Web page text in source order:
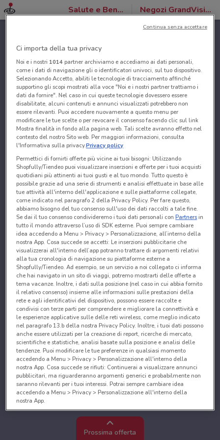
Salute e Benessere Negozi GrandVision by Optissimo
Prossima offerta
Ci importa della tua privacy
Noi e i nostri 1014partner archiviamo e accediamo ai dati personali,
come i dati di navigazione gli o identificatori univoci, sul tuo dispositivo.
Selezionando Accetto, abiliti le tecnologie di tracciamento affinché
supportino gli scopi mostrati alla voce "Noi e i nostri partner trattiamo i
dati da fornire". Nel caso in cui queste tecnologie dovessero essere
disabilitate, alcuni contenuti e annunci visualizzati potrebbero non
essere rilevanti. Puoi accedere nuovamente a questo menu per
modificare le tue scelte o per revocare il consenso facendo clic sul link
Mostra finalità in fondo alla pagina web. Tali scelte avranno effetto nel
contesto del nostro Sito web. Per maggiori informazioni, consulta
l'Informativa sulla privacy.Privacy policy
Permettici di fornirti offerte più vicine ai tuoi bisogni: Utilizzando
Shopfully/Tiendeo puoi visualizzare inserzioni e offerte per i tuoi acquisti
quotidiani più attinenti ai tuoi gusti e al tuo mondo. Tutto questo è
possibile grazie ad una serie di strumenti e analisi effettuate in base alle
tue attività all'interno dell'applicazione e sulle piattaforme collegate,
come indicato nel paragrafo 2 della Privacy Policy. Per fare questo,
abbiamo bisogno del tuo consenso sull'uso dei dati raccolti a tale fine.
Se dai il tuo consenso condivideremo i tuoi dati personali conPartnersin
tutto il mondo attraverso l’uso di SDK esterne. Puoi sempre cambiare
idea accedendo a Menu > Privacy > Personalizzazione, all’interno della
nostra App. Cosa succede se accetti: Le inserzioni pubblicitarie che
visualizzerai all'interno dell’app potranno trattare di argomenti relativi
alla tua cronologia di navigazione su piattaforme esterne a
Shopfully/Tiendeo. Ad esempio, se un servizio a noi collegato ci informa
che hai navigato in un sito di viaggi, potremo mostrarti delle offerte a
tema vacanze. Inoltre, i dati sulla posizione (nel caso in cui abbia fornito
il relativo consenso) insieme alle informazioni sulle prestazioni della
rete e agli identificativi del dispositivo, possono essere raccolte e
condivisi con terze parti per comprendere e migliorare la connettività e
le esperienze applicative sulle delle reti wireless, come meglio indicato
nel paragrafo 13.b della nostra Privacy Policy. Inoltre, i tuoi dati possono
anche essere utilizzati per la creazione di report, ricerche di mercato,
scientifiche e statistiche, analisi basate sulla posizione e analisi delle
tendenze. Puoi modificare le tue preferenze in qualsiasi momento
accedendo a Menu > Privacy > Personalizzazione all'interno della
nostra App. Cosa succede se rifiuti: Continuerai a visualizzare annunci
pubblicitari, ma riguarderanno argomenti generici e probabilmente non
saranno rilevanti per i tuoi interessi. Potrai sempre cambiare idea
accedendo a Menu > Privacy > Personalizzazione all'interno della
nostra App.
Noi e i nostri partner trattiamo i dati per fornire:
Utilizzare dati di geolocalizzazione precisi. Scansione attiva delle
caratteristiche del dispositivo ai fini dell’identificazione. Archiviare
Continua senza accettare